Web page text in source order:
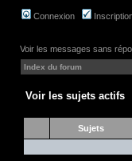
Connexion
Voir les messages sans
Index du forum
Voir les sujets actifs
Sujets